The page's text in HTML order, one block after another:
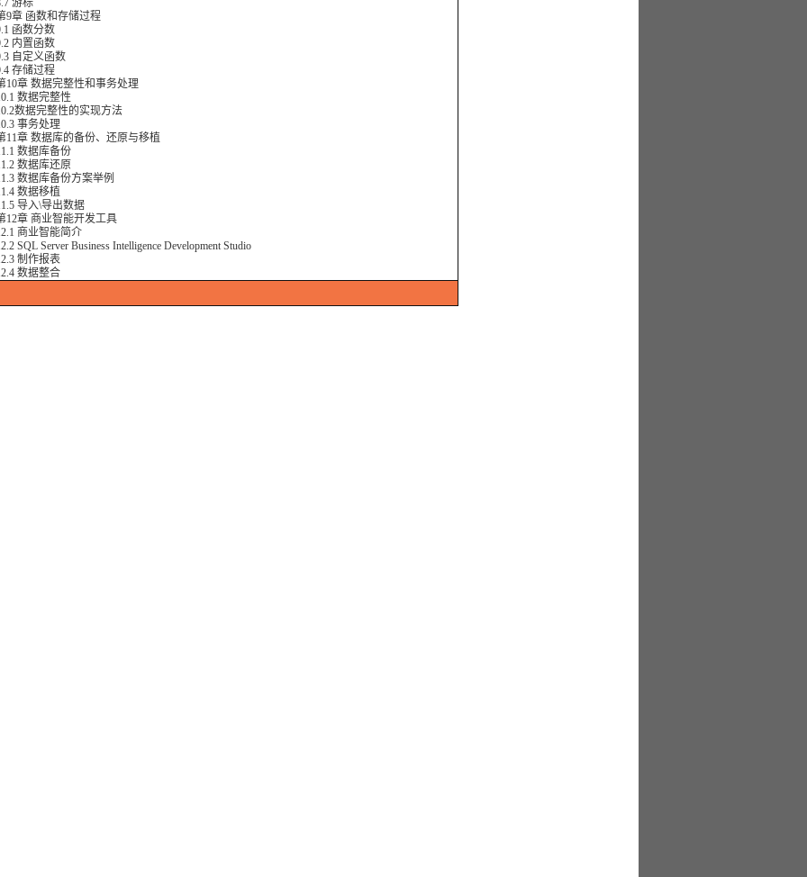
游标
函数和存储过程
数分数
置函数
定义函数
储过程
章 数据完整性和事务处理
数据完整性
数据完整性的实现方法
事务处理
章 数据库的备份、还原与移植
数据库备份
数据库还原
数据库备份方案举例
数据移植
导入\导出数据
章 商业智能开发工具
商业智能简介
SQL Server Business Intelligence Development Studio
制作报表
数据整合